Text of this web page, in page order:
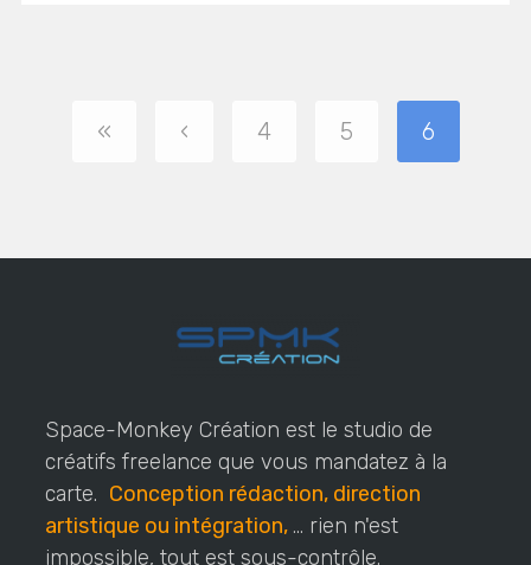
« ‹ 4 5 6
Space-Monkey Création est le studio de
créatifs freelance que vous mandatez à la
carte. Conception rédaction, direction
artistique ou intégration, ... rien n'est
impossible, tout est sous-contrôle.